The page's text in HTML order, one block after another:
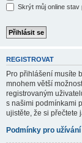
Skrýt můj online stav
REGISTROVAT
Pro přihlášení musíte
mnohem větší
registrovaným
s našimi podmínkami
ujistěte, že si přečtete
Podmínky pro užívání